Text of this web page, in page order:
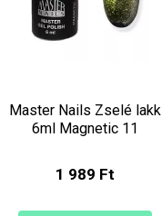
Master Nails Zselé lakk
6ml Magnetic 11
1 989 Ft